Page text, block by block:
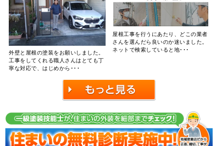
外壁と屋根の塗装をお願いしました。
工事をしてくれる職人さんはとても丁
寧な対応で、はじめから･･･
屋根工事を行うにあたり、どこの業者
さんを選んだら良いのか迷いました。
ネットで検索していると地･･･